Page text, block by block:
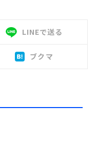
LINEで送る
ブクマ